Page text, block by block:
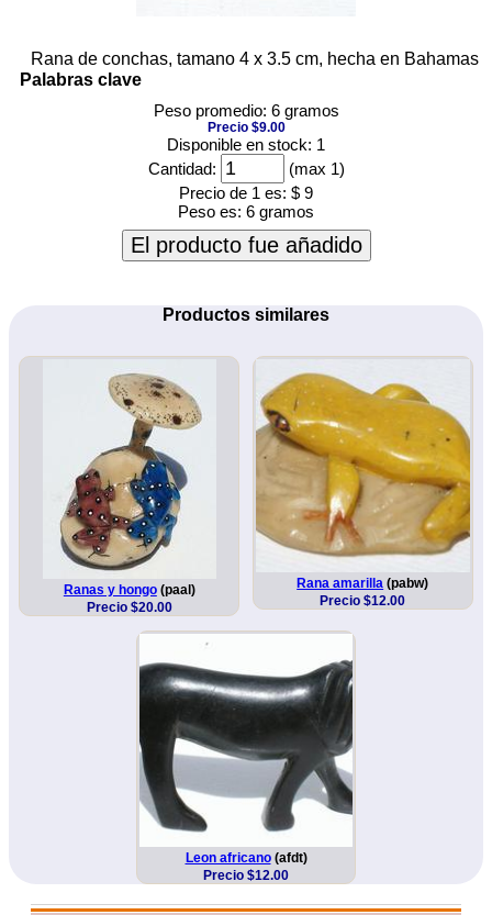
Rana de conchas, tamano 4 x 3.5 cm, hecha en Bahamas
Palabras clave
Peso promedio: 6 gramos
Precio $9.00
Disponible en stock: 1
Cantidad:
(max 1)
Precio de 1 es: $ 9
Peso es: 6 gramos
El producto fue añadido
Productos similares
Ranas y hongo(paal)
Precio $20.00
Rana amarilla (pabw)
Precio $12.00
Leon africano(afdt)
Precio $12.00